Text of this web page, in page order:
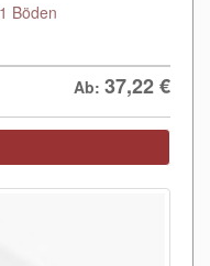
Böden
Ab: 37,22€